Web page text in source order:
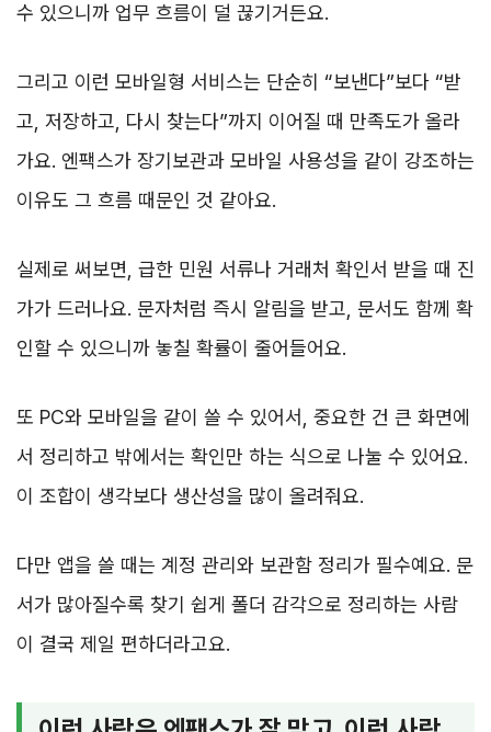
수 있으니까 업무 흐름이 덜 끊기거든요.
그리고 이런 모바일형 서비스는 단순히 “보낸다”보다 “받
고, 저장하고, 다시 찾는다”까지 이어질 때 만족도가 올라
가요. 엔팩스가 장기보관과 모바일 사용성을 같이 강조하는
이유도 그 흐름 때문인 것 같아요.
실제로 써보면, 급한 민원 서류나 거래처 확인서 받을 때 진
가가 드러나요. 문자처럼 즉시 알림을 받고, 문서도 함께 확
인할 수 있으니까 놓칠 확률이 줄어들어요.
또 PC와 모바일을 같이 쓸 수 있어서, 중요한 건 큰 화면에
서 정리하고 밖에서는 확인만 하는 식으로 나눌 수 있어요.
이 조합이 생각보다 생산성을 많이 올려줘요.
다만 앱을 쓸 때는 계정 관리와 보관함 정리가 필수예요. 문
서가 많아질수록 찾기 쉽게 폴더 감각으로 정리하는 사람
이 결국 제일 편하더라고요.